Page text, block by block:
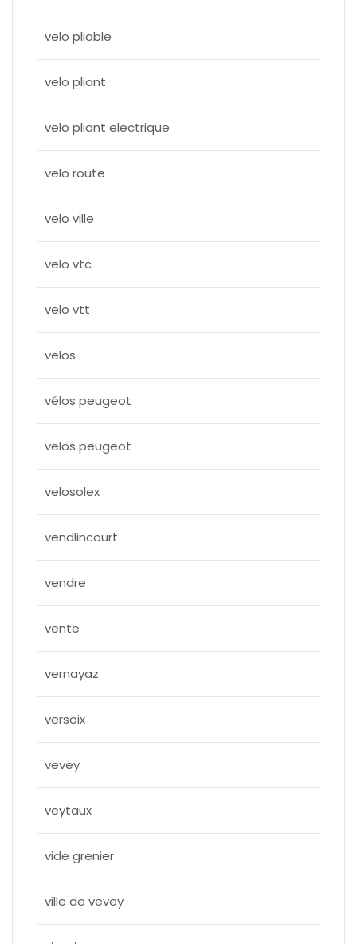
velo pliable
velo pliant
velo pliant electrique
velo route
velo ville
velo vtc
velo vtt
velos
vélos peugeot
velos peugeot
velosolex
vendlincourt
vendre
vente
vernayaz
versoix
vevey
veytaux
vide grenier
ville de vevey